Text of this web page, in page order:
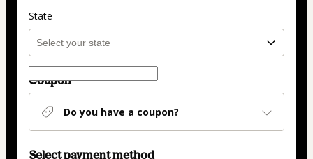
State
Coupon
Do you have a coupon?
Select payment method